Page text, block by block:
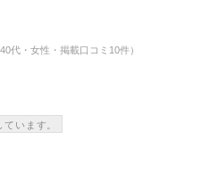
代・女性・掲載口コミ10件）
います。